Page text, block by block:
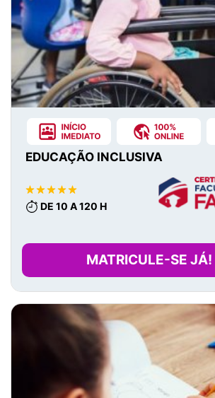
EDUCAÇÃO INCLUSIVA
DE 10 A 120 H
MATRICULE-SE JÁ!